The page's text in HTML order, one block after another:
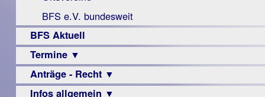
BFS e.V. bundesweit
BFS Aktuell
Termine ▼
Veranstaltungsprogramme
Anträge - Recht ▼
Archiv
Infos allgemein ▼